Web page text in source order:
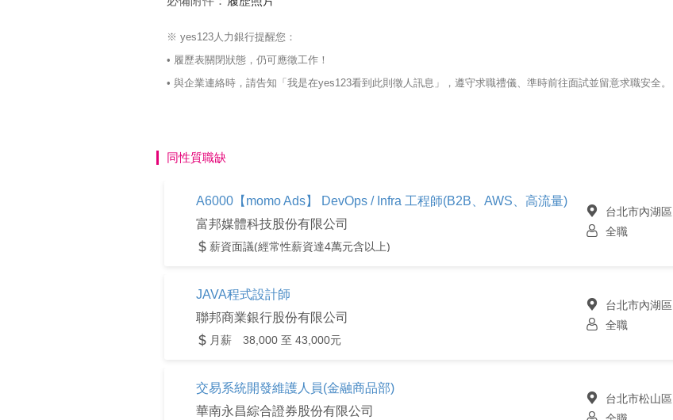
※ yes123人力銀行提醒您：
• 履歷表關閉狀態，仍可應徵工作！
• 與企業連絡時，請告知「我是在yes123看到此則徵人訊息」，遵守求職禮儀、準時前往面試並留意求職安全。
同性質職缺
A6000【momo Ads】 DevOps / Infra 工程師(B2B、AWS、高流量)
富邦媒體科技股份有限公司
薪資面議(經常性薪資達4萬元含以上)
台北市內湖區
全職
JAVA程式設計師
聯邦商業銀行股份有限公司
月薪 38,000 至 43,000元
台北市內湖區
全職
交易系統開發維護人員(金融商品部)
華南永昌綜合證券股份有限公司
台北市松山區